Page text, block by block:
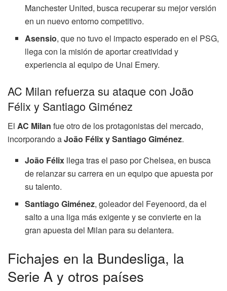
Manchester United, busca recuperar su mejor versión
en un nuevo entorno competitivo.
Asensio, que no tuvo el impacto esperado en el PSG,
llega con la misión de aportar creatividad y
experiencia al equipo de Unai Emery.
AC Milan refuerza su ataque con João
Félix y Santiago Giménez
El AC Milan fue otro de los protagonistas del mercado,
incorporando aJoão Félix y Santiago Giménez.
João Félix llega tras el paso por Chelsea, en busca
de relanzar su carrera en un equipo que apuesta por
su talento.
Santiago Giménez, goleador del Feyenoord, da el
salto a una liga más exigente y se convierte en la
gran apuesta del Milan para su delantera.
Fichajes en la Bundesliga, la
Serie A y otros países